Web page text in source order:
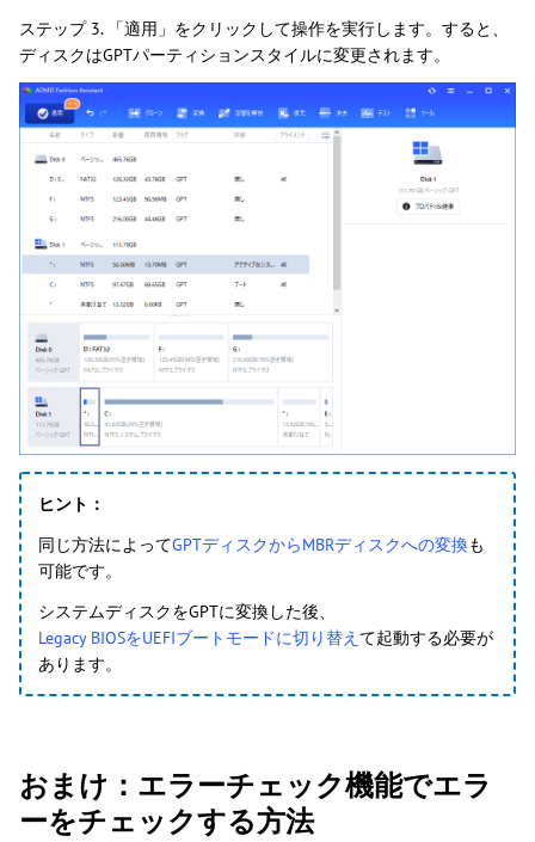
ステップ 3. 「適用」をクリックして操作を実行します。すると、
ディスクはGPTパーティションスタイルに変更されます。
ヒント：
同じ方法によってGPTディスクからMBRディスクへの変換も
可能です。
システムディスクをGPTに変換した後、
Legacy BIOSをUEFIブートモードに切り替え て起動する必要が
あります。
おまけ：エラーチェック機能でエラ
ーをチェックする方法